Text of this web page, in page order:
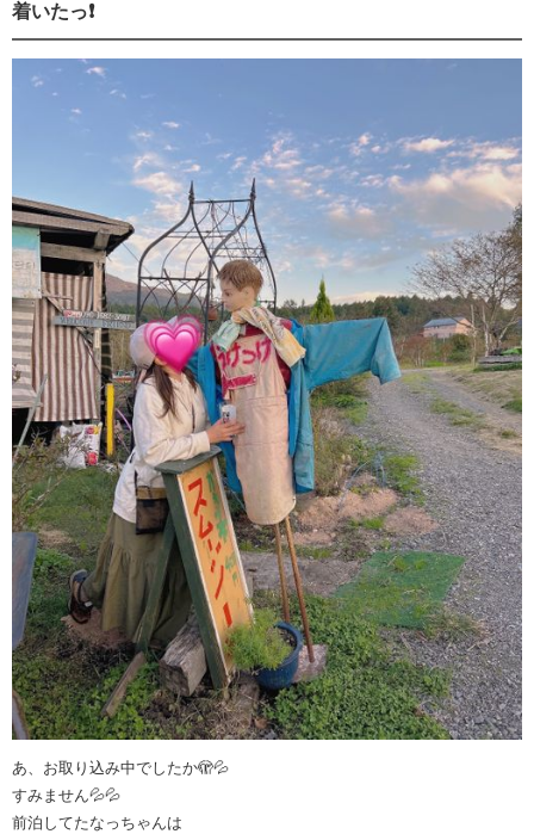
着いたっ❗️
あ、お取り込み中でしたか🫣💦
すみません💦💦
前泊してたなっちゃんは